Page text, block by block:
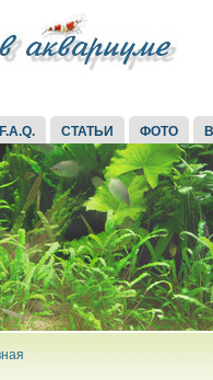
F.A.Q. СТАТЬИ ФОТО